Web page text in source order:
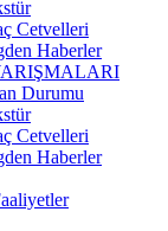
Cetvelleri
Haberler
Durumu
Cetvelleri
Haberler